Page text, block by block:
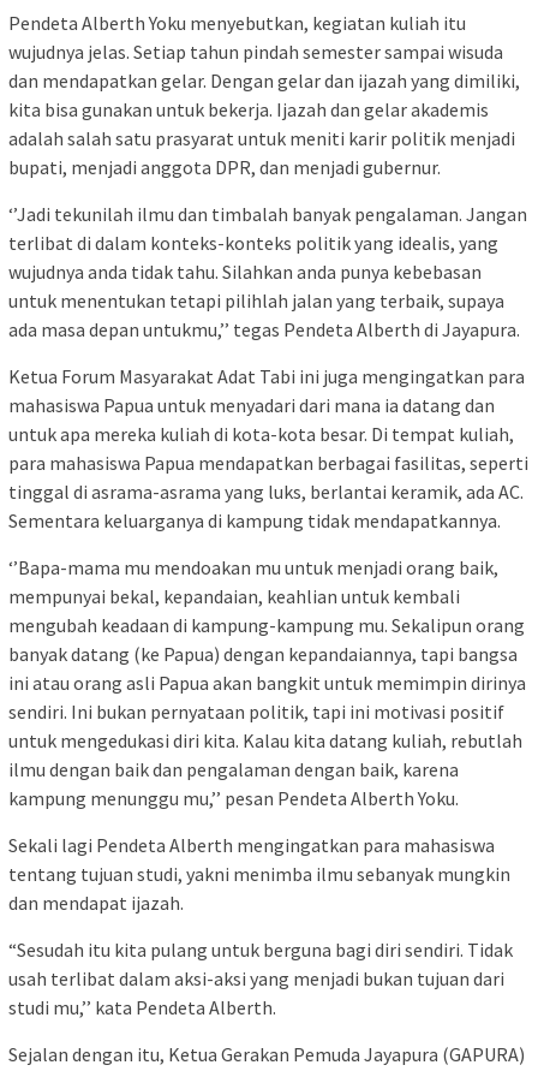
Pendeta Alberth Yoku menyebutkan, kegiatan kuliah itu
wujudnya jelas. Setiap tahun pindah semester sampai wisuda
dan mendapatkan gelar. Dengan gelar dan ijazah yang dimiliki,
kita bisa gunakan untuk bekerja. Ijazah dan gelar akademis
adalah salah satu prasyarat untuk meniti karir politik menjadi
bupati, menjadi anggota DPR, dan menjadi gubernur.
‘’Jadi tekunilah ilmu dan timbalah banyak pengalaman. Jangan
terlibat di dalam konteks-konteks politik yang idealis, yang
wujudnya anda tidak tahu. Silahkan anda punya kebebasan
untuk menentukan tetapi pilihlah jalan yang terbaik, supaya
ada masa depan untukmu,’’ tegas Pendeta Alberth di Jayapura.
Ketua Forum Masyarakat Adat Tabi ini juga mengingatkan para
mahasiswa Papua untuk menyadari dari mana ia datang dan
untuk apa mereka kuliah di kota-kota besar. Di tempat kuliah,
para mahasiswa Papua mendapatkan berbagai fasilitas, seperti
tinggal di asrama-asrama yang luks, berlantai keramik, ada AC.
Sementara keluarganya di kampung tidak mendapatkannya.
‘’Bapa-mama mu mendoakan mu untuk menjadi orang baik,
mempunyai bekal, kepandaian, keahlian untuk kembali
mengubah keadaan di kampung-kampung mu. Sekalipun orang
banyak datang (ke Papua) dengan kepandaiannya, tapi bangsa
ini atau orang asli Papua akan bangkit untuk memimpin dirinya
sendiri. Ini bukan pernyataan politik, tapi ini motivasi positif
untuk mengedukasi diri kita. Kalau kita datang kuliah, rebutlah
ilmu dengan baik dan pengalaman dengan baik, karena
kampung menunggu mu,’’ pesan Pendeta Alberth Yoku.
Sekali lagi Pendeta Alberth mengingatkan para mahasiswa
tentang tujuan studi, yakni menimba ilmu sebanyak mungkin
dan mendapat ijazah.
“Sesudah itu kita pulang untuk berguna bagi diri sendiri. Tidak
usah terlibat dalam aksi-aksi yang menjadi bukan tujuan dari
studi mu,’’ kata Pendeta Alberth.
Sejalan dengan itu, Ketua Gerakan Pemuda Jayapura (GAPURA)